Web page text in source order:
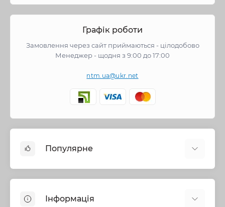
Графік роботи
Замовлення через сайт приймаються - цілодобово
Менеджер - щодня з 9:00 до 17:00
ntm.ua@ukr.net
Популярне
Запірна арматура
Інформація